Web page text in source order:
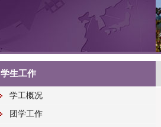
学生工作
学工概况
团学工作